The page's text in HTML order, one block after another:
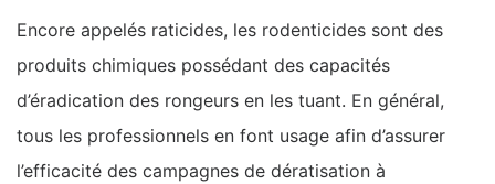
Encore appelés raticides, les rodenticides sont des
produits chimiques possédant des capacités
d’éradication des rongeurs en les tuant. En général,
tous les professionnels en font usage afin d’assurer
l’efficacité des campagnes de dératisation à